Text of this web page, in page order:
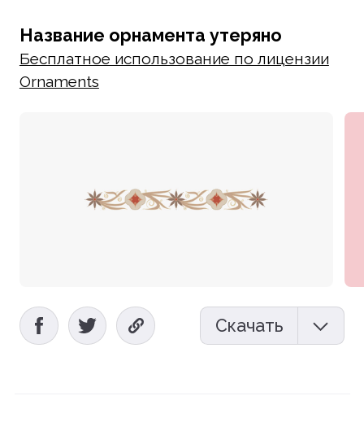
Название орнамента утеряно
Бесплатное использование по лицензии
Ornaments
Скачать